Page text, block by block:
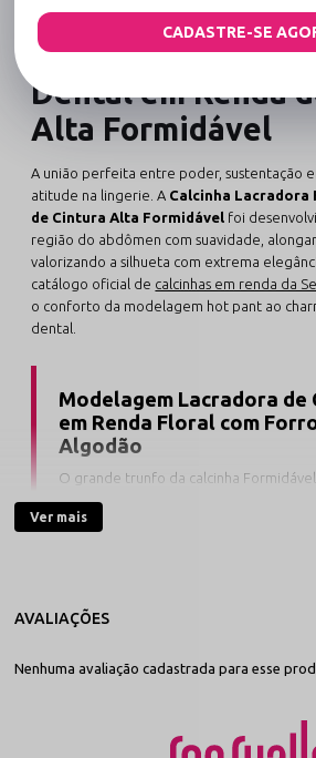
Calcinha
Dental em Renda
Alta Formidável
A união perfeita entre poder, sustentação
atitude na lingerie. A Calcinha Lacradora
de Cintura Alta Formidável foi
região do abdômen com suavidade,
valorizando a silhueta com extrema
catálogo oficial de calcinhas em renda da
o conforto da modelagem hot pant ao
dental.
Modelagem Lacradora de
em Renda Floral com
Algodão
O grande trunfo da calcinha
modelador confortável. O cós alto
cintura e suaviza os flancos sem
Nova Friburgo, esta lingerie da nossa linha
conta com elásticos macios que não
, a peça conecta-se
e ao catálogo geral de
Ver mais
Nenhuma avaliação cadastrada para esse
CADASTRE-SE